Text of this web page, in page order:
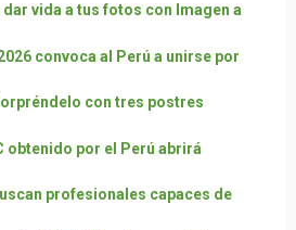
vida a tus fotos con Imagen a
convoca al Perú a unirse por
con tres postres
obtenido por el Perú abrirá
profesionales capaces de